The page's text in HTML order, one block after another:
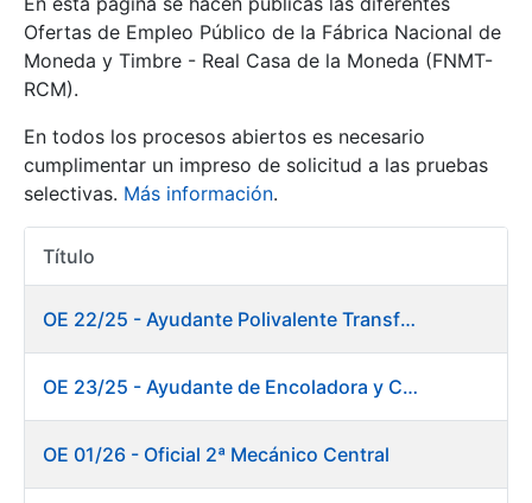
Mostrar/Ocultar
Mostrar/Ocultar
Mostrar/Ocultar
Ofertas de Empleo Público de la Fábrica Nacional de
Moneda y Timbre - Real Casa de la Moneda (FNMT-
RCM).
En todos los procesos abiertos es necesario
cumplimentar un impreso de solicitud a las pruebas
selectivas. Más información.
Título
OE 22/25 - Ayudante Polivalente Transformados/Acabados
OE 23/25 - Ayudante de Encoladora y Calandra Máquina de Papel. Fábrica de Papel
OE 01/26 - Oficial 2ª Mecánico Central